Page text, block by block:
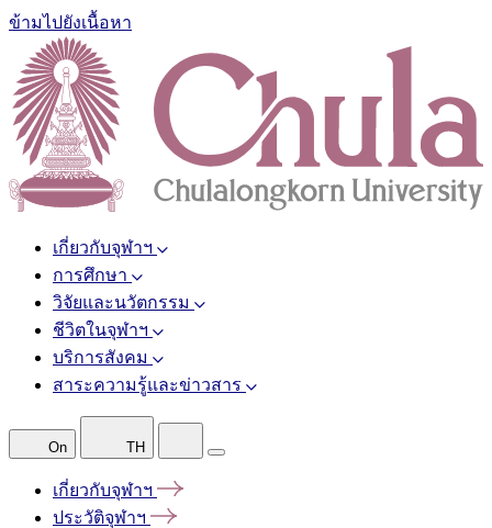
ข้ามไปยังเนื้อหา
เกี่ยวกับจุฬาฯ
การศึกษา
วิจัยและนวัตกรรม
ชีวิตในจุฬาฯ
บริการสังคม
สาระความรู้และข่าวสาร
On TH
เกี่ยวกับจุฬาฯ
ประวัติจุฬาฯ